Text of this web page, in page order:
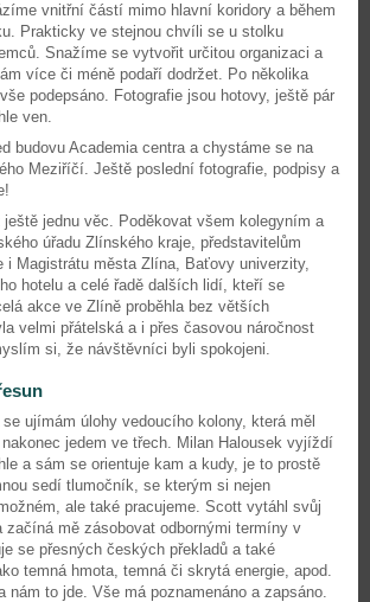
vnitřní částí mimo hlavní koridory a během
Prakticky ve stejnou chvíli se u stolku
Snažíme se vytvořit určitou organizaci a
více či méně podaří dodržet. Po několika
podepsáno. Fotografie jsou hotovy, ještě pár
ven.
budovu Academia centra a chystáme se na
Meziříčí. Ještě poslední fotografie, podpisy a
jednu věc. Poděkovat všem kolegyním a
úřadu Zlínského kraje, představitelům
i Magistrátu města Zlína, Baťovy univerzity,
hotelu a celé řadě dalších lidí, kteří se
akce ve Zlíně proběhla bez větších
velmi přátelská a i přes časovou náročnost
si, že návštěvníci byli spokojeni.
ujímám úlohy vedoucího kolony, která měl
jedem ve třech. Milan Halousek vyjíždí
a sám se orientuje kam a kudy, je to prostě
sedí tlumočník, se kterým si nejen
ale také pracujeme. Scott vytáhl svůj
začíná mě zásobovat odbornými termíny v
se přesných českých překladů a také
temná hmota, temná či skrytá energie, apod.
nám to jde. Vše má poznamenáno a zapsáno.